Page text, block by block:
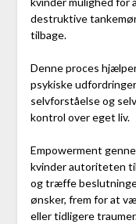
destruktive
tilbage.
Denne proces
psykiske
selvforståelse og
kontrol over eget liv.
Empowerment
kvinder autoriteten
og træffe
ønsker, frem for at
eller tidligere